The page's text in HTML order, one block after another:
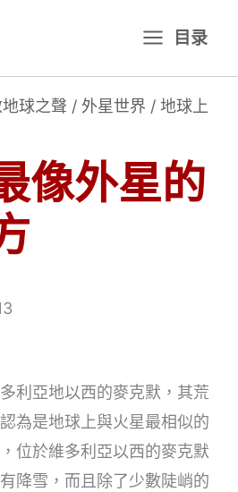
目录
球之聲 / 外星世界 / 地球上
像外星的
利亞地以西的麥克默，其荒
為是地球上與火星最相似的
位於維多利亞以西的麥克默
降雪，而且除了少數陡峭的